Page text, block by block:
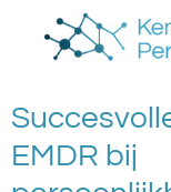
direct
de
hoofdinhoud
EMDR bij